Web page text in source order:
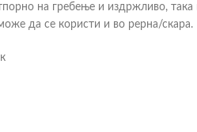
на гребење и издржливо,
да се користи и во рерна/скара.